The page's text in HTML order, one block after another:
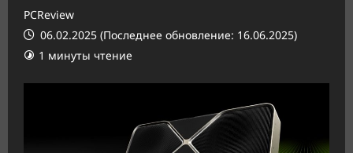
PCReview
06.02.2025 (Последнее обновление: 16.06.2025)
1 минуты чтение